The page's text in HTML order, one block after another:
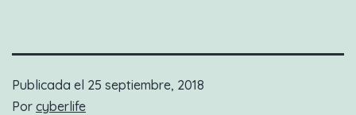
Publicada el 25 septiembre, 2018
Por cyberlife